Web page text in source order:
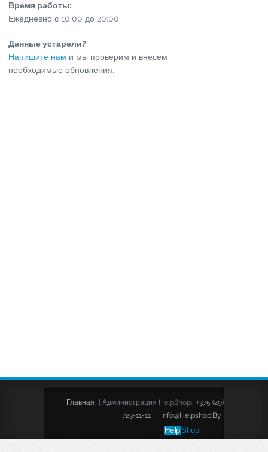
Время работы:
Ежедневно с 10:00 до 20:00
Данные устарели?
Напишите нам и мы проверим и внесем
необходимые обновления.
Главная | Администрация HelpShop: +375 (29)
723-11-11
| Info@helpshop.by